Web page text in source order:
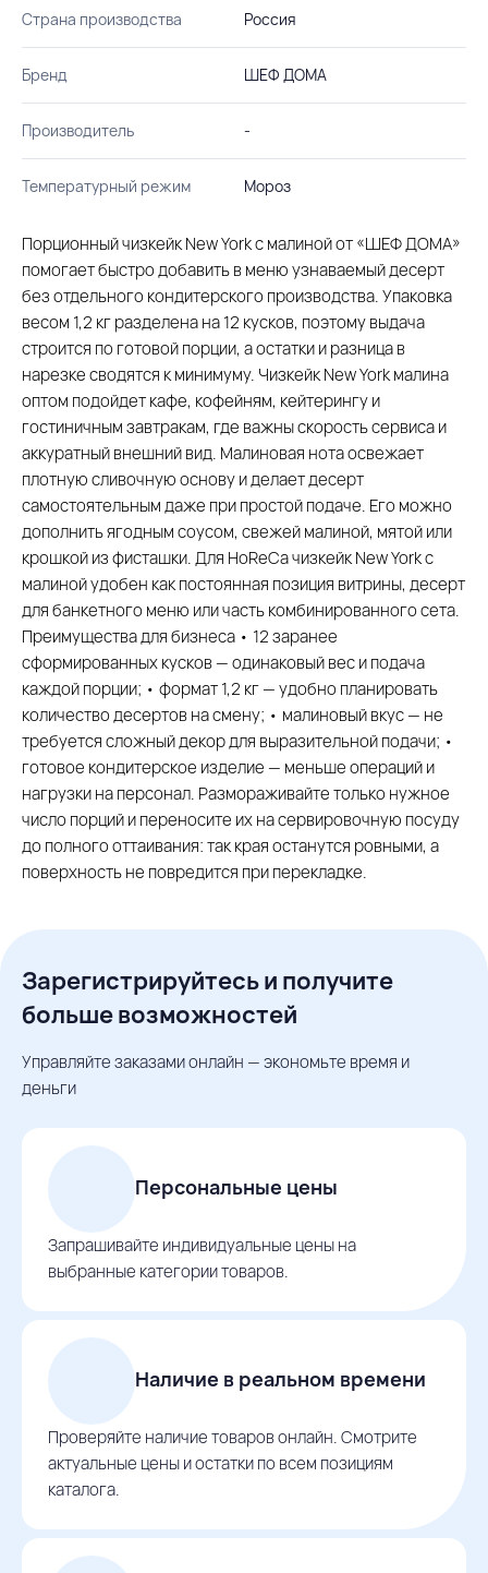
Страна производства Россия
Бренд ШЕФ ДОМА
Производитель -
Температурный режим Мороз
Порционный чизкейк New York с малиной от «ШЕФ ДОМА»
помогает быстро добавить в меню узнаваемый десерт
без отдельного кондитерского производства. Упаковка
весом 1,2 кг разделена на 12 кусков, поэтому выдача
строится по готовой порции, а остатки и разница в
нарезке сводятся к минимуму. Чизкейк New York малина
оптом подойдет кафе, кофейням, кейтерингу и
гостиничным завтракам, где важны скорость сервиса и
аккуратный внешний вид. Малиновая нота освежает
плотную сливочную основу и делает десерт
самостоятельным даже при простой подаче. Его можно
дополнить ягодным соусом, свежей малиной, мятой или
крошкой из фисташки. Для HoReCa чизкейк New York с
малиной удобен как постоянная позиция витрины, десерт
для банкетного меню или часть комбинированного сета.
Преимущества для бизнеса • 12 заранее
сформированных кусков — одинаковый вес и подача
каждой порции; • формат 1,2 кг — удобно планировать
количество десертов на смену; • малиновый вкус — не
требуется сложный декор для выразительной подачи; •
готовое кондитерское изделие — меньше операций и
нагрузки на персонал. Размораживайте только нужное
число порций и переносите их на сервировочную посуду
до полного оттаивания: так края останутся ровными, а
поверхность не повредится при перекладке.
Зарегистрируйтесь и получите
больше возможностей
Управляйте заказами онлайн — экономьте время и
деньги
Персональные цены
Запрашивайте индивидуальные цены на
выбранные категории товаров.
Наличие в реальном времени
Проверяйте наличие товаров онлайн. Смотрите
актуальные цены и остатки по всем позициям
каталога.